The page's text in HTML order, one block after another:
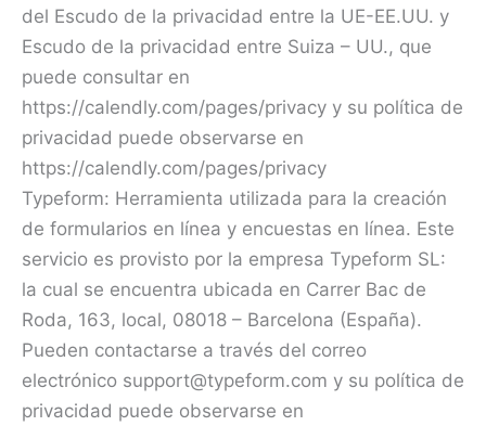
del Escudo de la privacidad entre la UE-EE.UU. y
Escudo de la privacidad entre Suiza – UU., que
puede consultar en
https://calendly.com/pages/privacy y su política de
privacidad puede observarse en
https://calendly.com/pages/privacy
Typeform: Herramienta utilizada para la creación
de formularios en línea y encuestas en línea. Este
servicio es provisto por la empresa Typeform SL:
la cual se encuentra ubicada en Carrer Bac de
Roda, 163, local, 08018 – Barcelona (España).
Pueden contactarse a través del correo
electrónico support@typeform.com y su política de
privacidad puede observarse en